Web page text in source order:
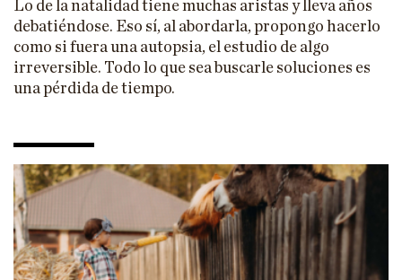
Lo de la natalidad tiene muchas aristas y lleva años
debatiéndose. Eso sí, al abordarla, propongo hacerlo
como si fuera una autopsia, el estudio de algo
irreversible. Todo lo que sea buscarle soluciones es
una pérdida de tiempo.